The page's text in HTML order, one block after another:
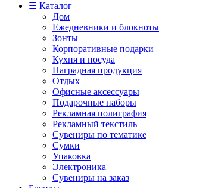
☰ Каталог
Дом
Ежедневники и блокноты
Зонты
Корпоративные подарки
Кухня и посуда
Наградная продукция
Отдых
Офисные аксессуары
Подарочные наборы
Рекламная полиграфия
Рекламный текстиль
Сувениры по тематике
Сумки
Упаковка
Электроника
Сувениры на заказ